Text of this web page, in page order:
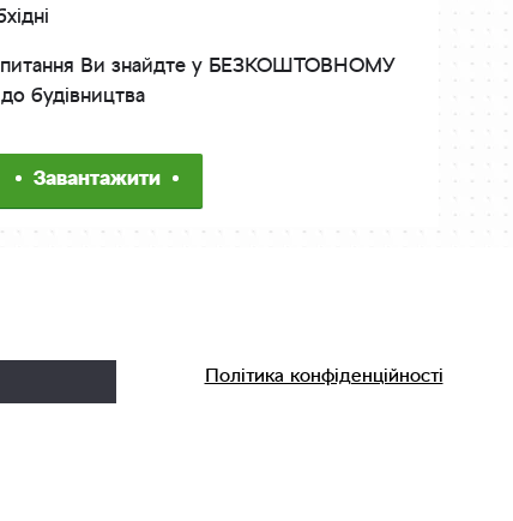
запитання Ви знайдте у БЕЗКОШТОВНОМУ
будівництва
Завантажити
Політика конфіденційності